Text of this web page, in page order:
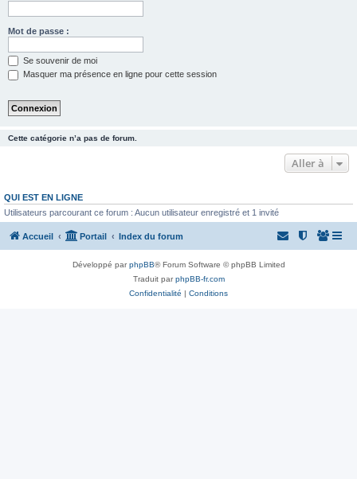
Mot de passe :
Se souvenir de moi
Masquer ma présence en ligne pour cette session
Cette catégorie n’a pas de forum.
Aller à
QUI EST EN LIGNE
Utilisateurs parcourant ce forum : Aucun utilisateur enregistré et 1 invité
Accueil Portail Index du forum
Développé parphpBB® Forum Software © phpBB Limited
Traduit parphpBB-fr.com
Confidentialité | Conditions